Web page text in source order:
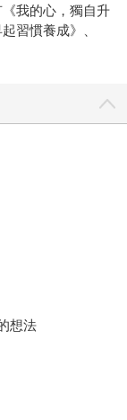
我的心，獨自升
習慣養成》、
想法